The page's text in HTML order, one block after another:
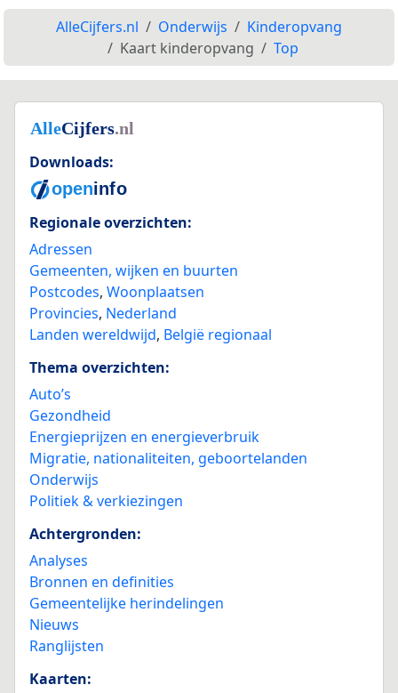
AlleCijfers.nl Onderwijs
Kinderopvang
Kaart kinderopvang
Top
Downloads:
Regionale overzichten:
Adressen
Gemeenten, wijken en buurten
Postcodes, Woonplaatsen
Provincies, Nederland
Landen wereldwijd, België regionaal
Thema overzichten:
Auto’s
Gezondheid
Energieprijzen en energieverbruik
Migratie, nationaliteiten, geboortelanden
Onderwijs
Politiek & verkiezingen
Achtergronden:
Analyses
Bronnen en definities
Gemeentelijke herindelingen
Nieuws
Ranglijsten
Kaarten: